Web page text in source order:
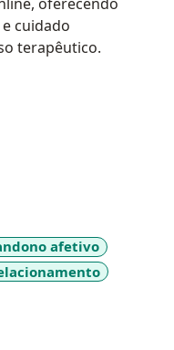
oferecendo
cuidado
terapêutico.
afetivo